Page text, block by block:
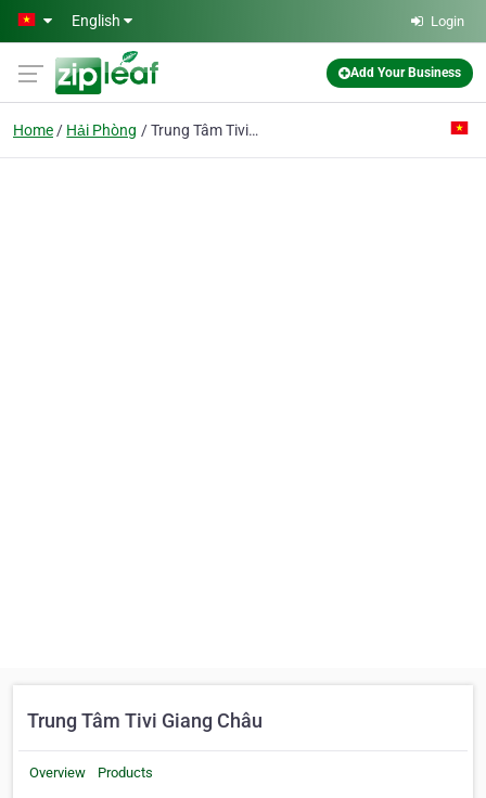
Skip to main content
English Login
Add Your Business
Home Hải Phòng Trung Tâm Tivi Giang Châu
Trung Tâm Tivi Giang Châu
Overview Products